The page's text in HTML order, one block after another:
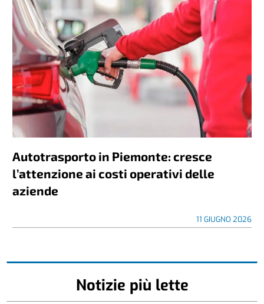
Autotrasporto in Piemonte: cresce
l’attenzione ai costi operativi delle
aziende
11 GIUGNO 2026
Notizie più lette